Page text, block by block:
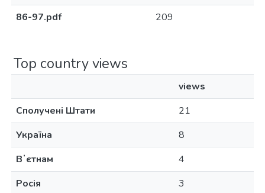
86-97.pdf
209
Top country views
views
Сполучені Штати
21
Україна
8
Вʼєтнам
4
Росія
3